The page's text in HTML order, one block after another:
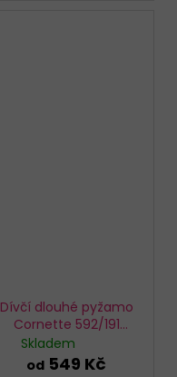
Dívčí dlouhé pyžamo
Cornette 592/191
Panther
Skladem
od 549 Kč